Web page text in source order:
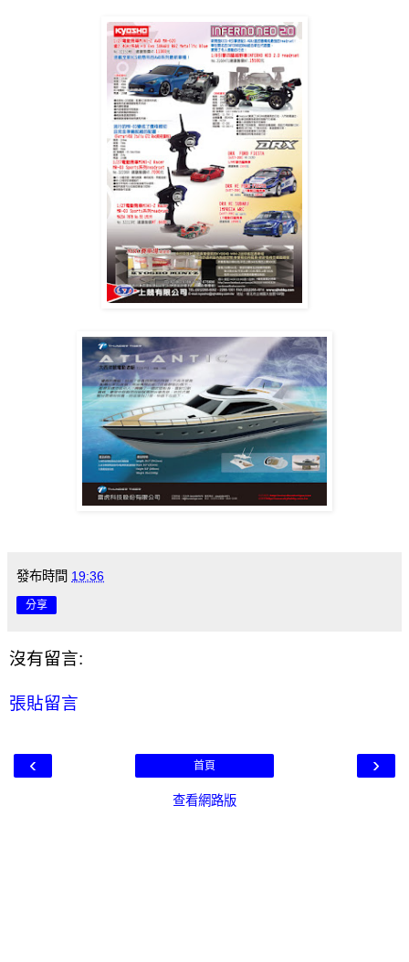
發布時間 19:36
分享
沒有留言:
張貼留言
‹ ›
首頁
查看網路版